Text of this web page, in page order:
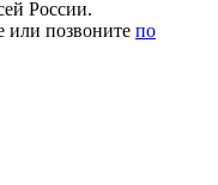
России.
или позвоните по